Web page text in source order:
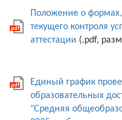
Положение о
текущего контроля
аттестации (.pdf,
Единый график
образовательных
"Средняя